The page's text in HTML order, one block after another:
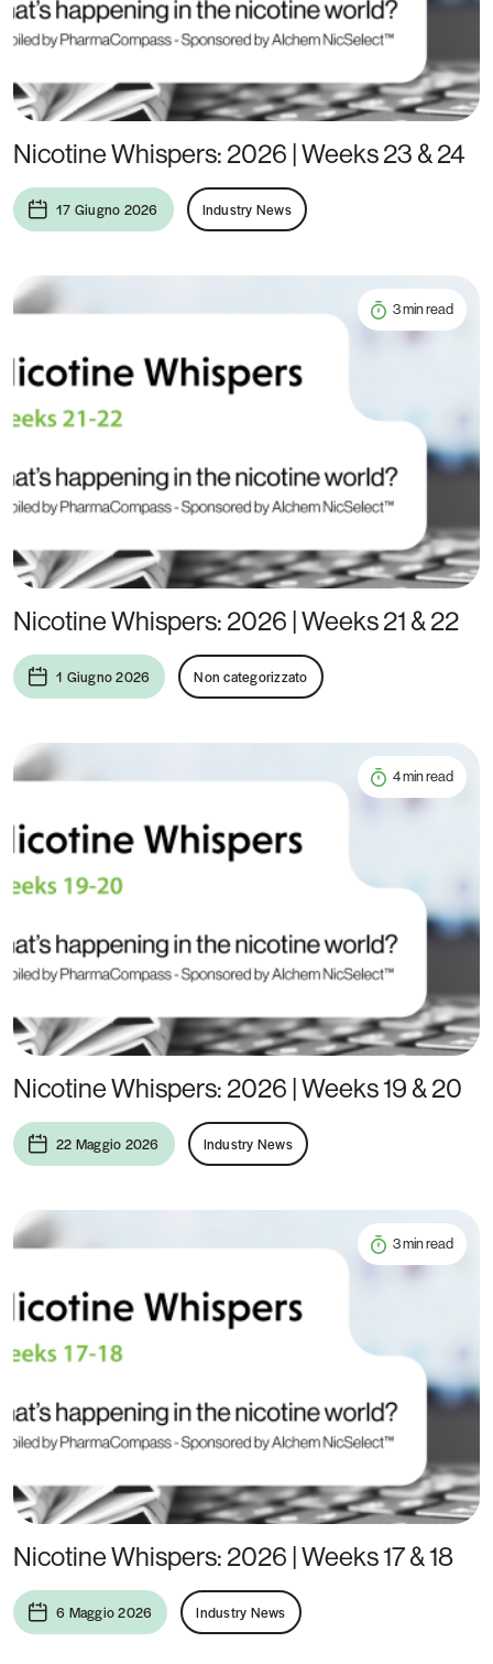
Nicotine Whispers: 2026 | Weeks 23 & 24
17 Giugno 2026 Industry News
3 min read
Nicotine Whispers: 2026 | Weeks 21 & 22
1 Giugno 2026 Non categorizzato
4 min read
Nicotine Whispers: 2026 | Weeks 19 & 20
22 Maggio 2026 Industry News
3 min read
Nicotine Whispers: 2026 | Weeks 17 & 18
6 Maggio 2026 Industry News